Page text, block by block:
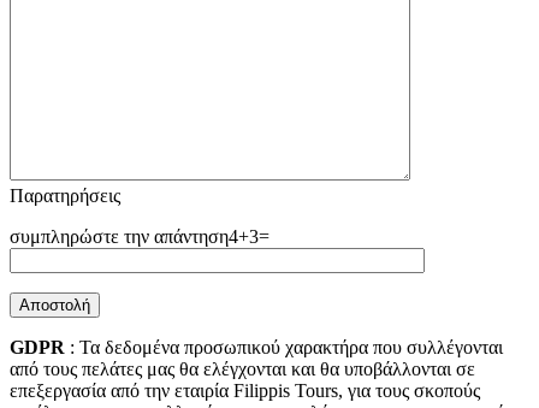
Παρατηρήσεις
4+3=
GDPR : Τα δεδομένα προσωπικού χαρακτήρα που συλλέγονται
από τους πελάτες μας θα ελέγχονται και θα υποβάλλονται σε
επεξεργασία από την εταιρία Filippis Tours, για τους σκοπούς